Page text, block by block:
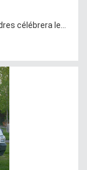
célébrera le...